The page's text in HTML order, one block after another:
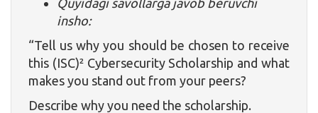
insho:
“Tell us why you should be chosen to receive
this (ISC)² Cybersecurity Scholarship and what
makes you stand out from your peers?
Describe why you need the scholarship.